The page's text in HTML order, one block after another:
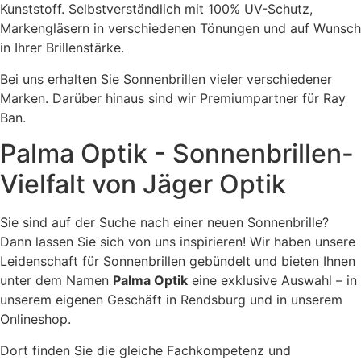
Kunststoff. Selbstverständlich mit 100% UV-Schutz,
Markengläsern in verschiedenen Tönungen und auf Wunsch
in Ihrer Brillenstärke.
Bei uns erhalten Sie Sonnenbrillen vieler verschiedener
Marken. Darüber hinaus sind wir Premiumpartner für Ray
Ban.
Palma Optik - Sonnenbrillen-
Vielfalt von Jäger Optik
Sie sind auf der Suche nach einer neuen Sonnenbrille?
Dann lassen Sie sich von uns inspirieren! Wir haben unsere
Leidenschaft für Sonnenbrillen gebündelt und bieten Ihnen
unter dem Namen Palma Optik eine exklusive Auswahl – in
unserem eigenen Geschäft in Rendsburg und in unserem
Onlineshop.
Dort finden Sie die gleiche Fachkompetenz und